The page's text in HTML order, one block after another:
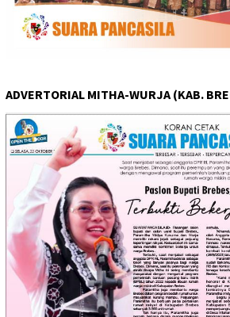
ADVERTORIAL MITHA-WURJA (KAB.